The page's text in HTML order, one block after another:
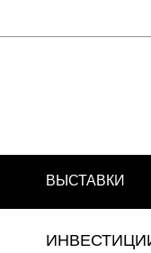
ВЫСТАВКИ